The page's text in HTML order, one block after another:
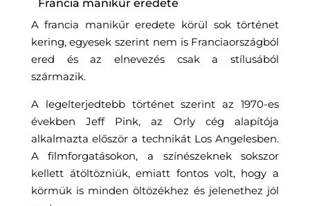
Francia manikűr eredete
A francia manikűr eredete körül sok történet
kering, egyesek szerint nem is Franciaországból
ered és az elnevezés csak a stílusából
származik.
A legelterjedtebb történet szerint az 1970-es
években Jeff Pink, az Orly cég alapítója
alkalmazta először a technikát Los Angelesben.
A filmforgatásokon, a színészeknek sokszor
kellett átöltözniük, emiatt fontos volt, hogy a
körmük is minden öltözékhez és jelenethez jól